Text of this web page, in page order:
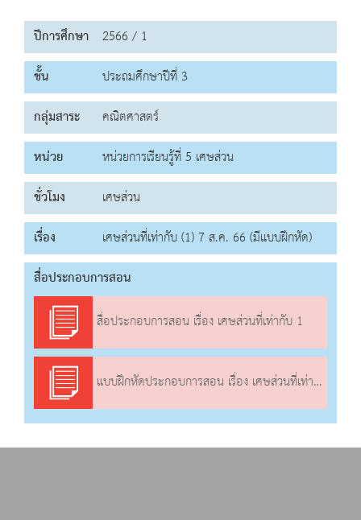
ปีการศึกษา 2566 / 1
ชั้น
ประถมศึกษาปีที่ 3
กลุ่มสาระ
คณิตศาสตร์
หน่วย
หน่วยการเรียนรู้ที่ 5 เศษส่วน
ชั่วโมง
เศษส่วน
เรื่อง
เศษส่วนที่เท่ากับ (1) 7 ส.ค. 66 (มีแบบฝึกหัด)
สื่อประกอบการสอน
สื่อประกอบการสอน เรื่อง เศษส่วนที่เท่ากับ 1
แบบฝึกหัดประกอบการสอน เรื่อง เศษส่วนที่เท่ากับ 1